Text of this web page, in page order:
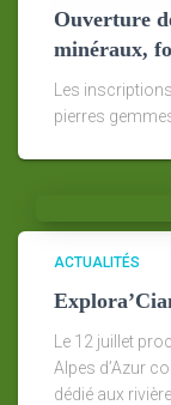
Ouverture
minéraux,
Les
pierres
ACTUALITÉS
Le 12 juillet
Alpes d’Azur
dédié aux